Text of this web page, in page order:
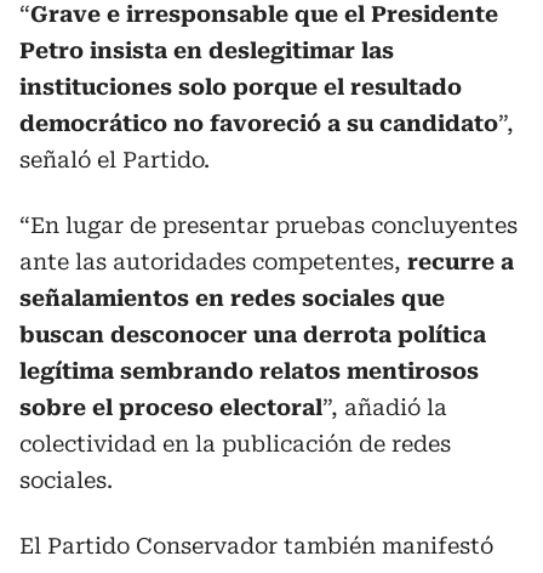
“Grave e irresponsable que el Presidente
Petro insista en deslegitimar las
instituciones solo porque el resultado
democrático no favoreció a su candidato”,
señaló el Partido.
“En lugar de presentar pruebas concluyentes
ante las autoridades competentes, recurre a
señalamientos en redes sociales que
buscan desconocer una derrota política
legítima sembrando relatos mentirosos
sobre el proceso electoral”, añadió la
colectividad en la publicación de redes
sociales.
El Partido Conservador también manifestó